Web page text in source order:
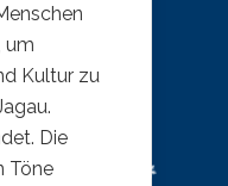
um
Kultur zu
Die
Töne